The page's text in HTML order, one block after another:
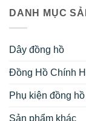
DANH MỤC
Dây đồng hồ
Đồng Hồ Chính
Phụ kiện đồng hồ
Sản phẩm khác